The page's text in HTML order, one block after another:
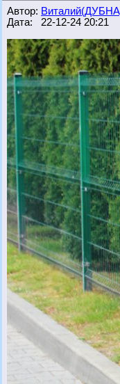
Автор:
Дата: 22-12-24 20:21